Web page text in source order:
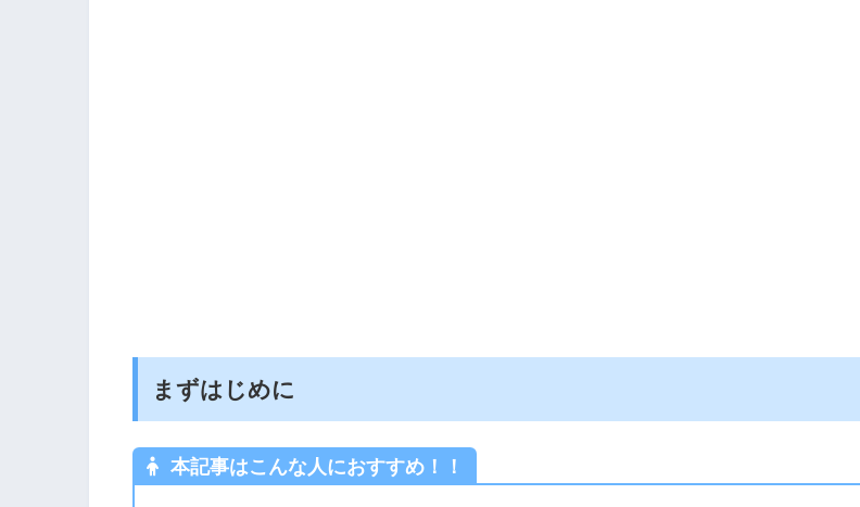
まずはじめに
本記事はこんな人におすすめ！！